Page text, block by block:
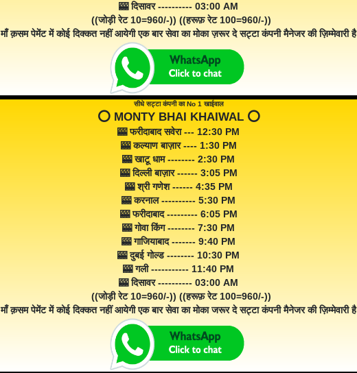
🎰 दिसावर ---------- 03:00 AM
((जोड़ी रेट 10=960/-)) ((हरूफ़ रेट 100=960/-))
माँ क़सम पेमेंट में कोई दिक्कत नहीं आयेगी एक बार सेवा का मोका ज़रूर दे सट्टा कंपनी मैनेजर की ज़िम्मेवारी है
सीधे सट्टा कंपनी का No 1 खाईवाल
⭕️ MONTY BHAI KHAIWAL ⭕️
🎰 फरीदाबाद सवेरा --- 12:30 PM
🎰 कल्याण बाज़ार ---- 1:30 PM
🎰 खाटू धाम -------- 2:30 PM
🎰 दिल्ली बाज़ार ------ 3:05 PM
🎰 श्री गणेश ------ 4:35 PM
🎰 करनाल ---------- 5:30 PM
🎰 फरीदाबाद --------- 6:05 PM
🎰 गोवा किंग -------- 7:30 PM
🎰 गाजियाबाद ------- 9:40 PM
🎰 दुबई गोल्ड -------- 10:30 PM
🎰 गली ----------- 11:40 PM
🎰 दिसावर ---------- 03:00 AM
((जोड़ी रेट 10=960/-)) ((हरूफ़ रेट 100=960/-))
माँ क़सम पेमेंट में कोई दिक्कत नहीं आयेगी एक बार सेवा का मोका जरूर दे सट्टा कंपनी मैनेजर की ज़िम्मेवारी है